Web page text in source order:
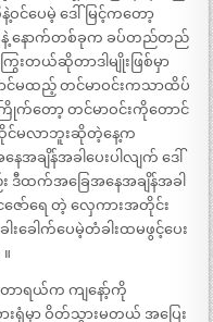
ပေမဲ့ ဒေါ်မြင့်ကတော့
လိုနဲ့ နောက်တစ်ခုက ခပ်တည်တည်
းတယ်ဆိုတာဒါမျိုးဖြစ်မှာ
င်မထည့် တင်မာဝင်းကသာထိပ်
က်တော့ တင်မာဝင်းကိုတောင်
းဆိုင်မလာဘူးဆိုတဲ့နေ့က
ေအချိန်အခါပေးပါလျက် ဒေါ်
ဒီထက်အခြေအနေအချိန်အခါ
ဇော်ရေ တဲ့ လှေကားအတိုင်း
ေါက်ပေမဲ့တံခါးထမဖွင့်ပေး
ာရယ်က ကျနော့်ကို
းရုံမှာ ဝိတ်သွားမတယ် အပြေး